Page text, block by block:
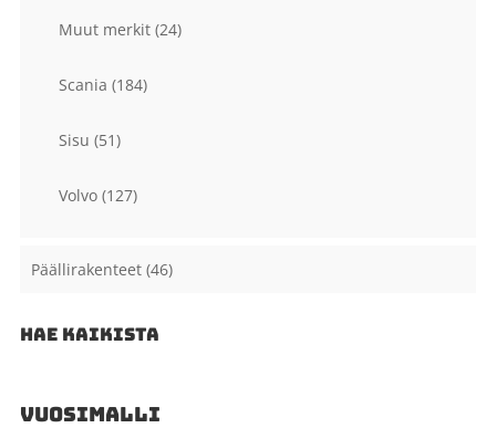
Muut merkit (24)
Scania (184)
Sisu (51)
Volvo (127)
Päällirakenteet (46)
HAE KAIKISTA
VUOSIMALLI